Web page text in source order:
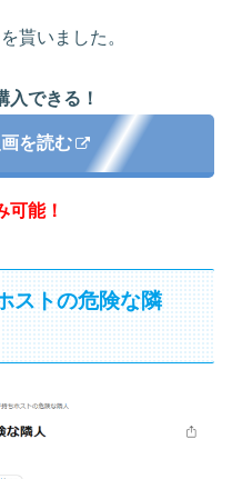
貰いました。
入できる！
を読む
可能！
ストの危険な隣